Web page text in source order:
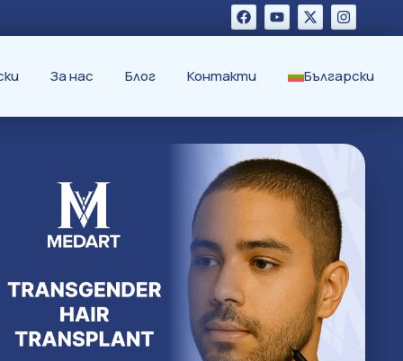
За нас Блог Контакти Български